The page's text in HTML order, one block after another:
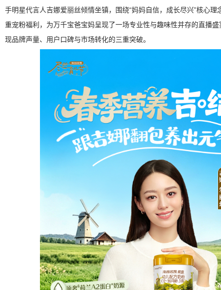
手明星代言人吉娜爱丽丝倾情坐镇，围绕“妈妈自信，成长尽兴”核心理
重宠粉福利，为万千宝爸宝妈呈现了一场专业性与趣味性并存的直播
现品牌声量、用户口碑与市场转化的三重突破。